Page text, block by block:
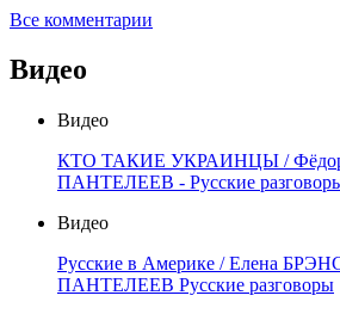
Все комментарии
Видео
Видео
КТО ТАКИЕ УКРАИНЦЫ /
ПАНТЕЛЕЕВ - Русские
Видео
Русские в Америке / Елена
ПАНТЕЛЕЕВ Русские разговоры